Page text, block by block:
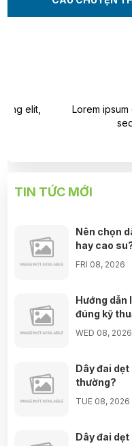
Nguyễn Thanh Bình đã
Mang Ngọc Tuyền đã
Đặng Thị Thanh Hà đã
Trần Viết Đức đã mua
Đỗ Hoàng Nam đã mua
Nguyễn Minh Hiếu đã
Trần Phước Hưng đã
Nguyễn Thanh Bình đã
Bùi Đức Trung đã mua
Lorem ipsum dolor sit
sed do
TIN TỨC MỚI
Nên chọn
hay cao
FRI 08, 2026
Hướng dẫn
đúng kỹ
WED 08, 2026
Dây đai
thường?
TUE 08, 2026
Dây đai